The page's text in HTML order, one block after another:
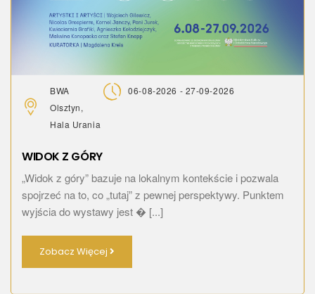
BWA
Olsztyn,
Hala Urania
06-08-2026 - 27-09-2026
WIDOK Z GÓRY
„Widok z góry” bazuje na lokalnym kontekście i pozwala
spojrzeć na to, co „tutaj” z pewnej perspektywy. Punktem
wyjścia do wystawy jest � [...]
Zobacz Więcej